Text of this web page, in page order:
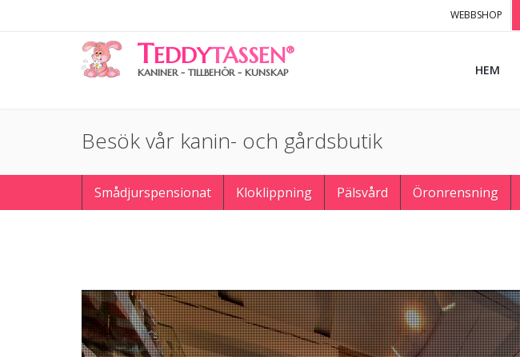
WEBBSHOP
TEDDYTASSEN®
KANINER - TILLBEHÖR - KUNSKAP HEM
Besök vår kanin- och gårdsbutik
Smådjurspensionat Kloklippning Pälsvård Öronrensning